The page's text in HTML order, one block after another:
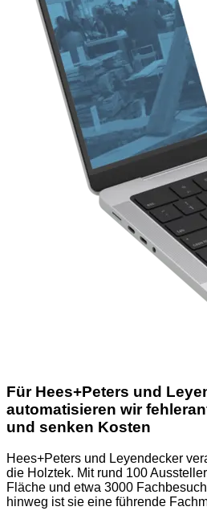
Für Hees+Peters und
automatisieren wir
und senken Kosten
Hees+Peters und Leyendecker
die Holztek. Mit rund 100
Fläche und etwa 3000
hinweg ist sie eine führende